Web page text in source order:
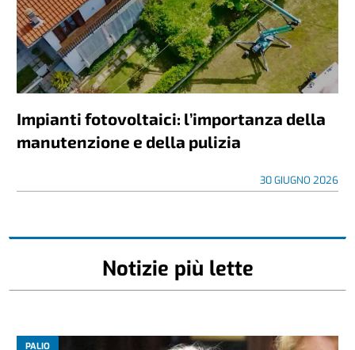
Impianti fotovoltaici: l’importanza della
manutenzione e della pulizia
30 GIUGNO 2026
Notizie più lette
PALIO